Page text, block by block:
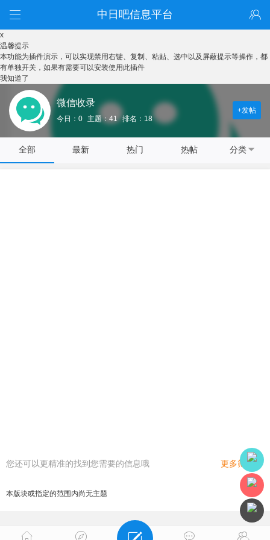
中日吧信息平台
x
温馨提示
本功能为插件演示，可以实现禁用右键、复制、粘贴、选中以及屏蔽提示等操作，都
有单独开关，如果有需要可以安装使用此插件
我知道了
微信收录
今日：0 主题：41 排名：18
+发帖
全部 最新 热门 热帖 分类
您还可以更精准的找到您需要的信息哦 更多筛选
本版块或指定的范围内尚无主题